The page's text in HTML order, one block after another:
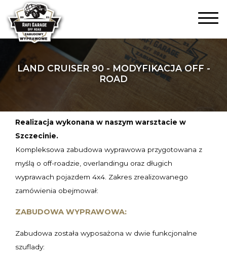
LAND CRUISER 90 - MODYFIKACJA OFF -
ROAD
Realizacja wykonana w naszym warsztacie w
Szczecinie.
Kompleksowa zabudowa wyprawowa przygotowana z
myślą o off-roadzie, overlandingu oraz długich
wyprawach pojazdem 4x4. Zakres zrealizowanego
zamówienia obejmował:
ZABUDOWA WYPRAWOWA:
Zabudowa została wyposażona w dwie funkcjonalne
szuflady: